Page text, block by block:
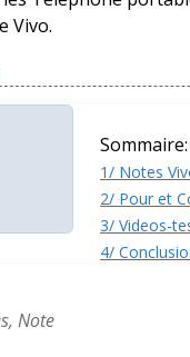
Vivo.
Sommaire:
1/ Notes
2/ Pour et
3/ Videos-
4/
Note